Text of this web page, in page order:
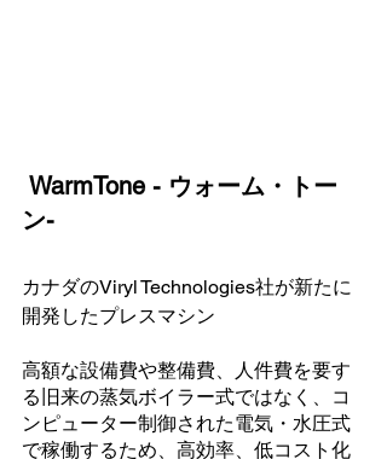
WarmTone - ウォーム・トー
ン-
カナダのViryl Technologies社が新たに
開発したプレスマシン
高額な設備費や整備費、人件費を要す
る旧来の蒸気ボイラー式ではなく、コ
ンピューター制御された電気・水圧式
で稼働するため、高効率、低コスト化